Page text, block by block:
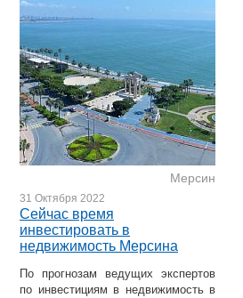
Мерсин
31 Октября 2022
Cейчас время
инвестировать в
недвижимость Мерсина
По прогнозам ведущих экспертов
по инвестициям в недвижимость в